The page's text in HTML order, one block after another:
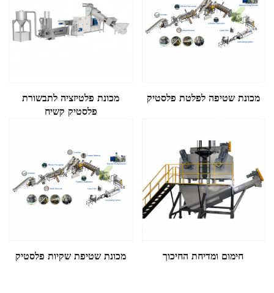
מכונת פלטיזציה לתבשורת
פלסטיק קשיח
מכונת שטיפה לפלטת פלסטיק
מכונת שטיפת שקיות פלסטיק חימום ומדיחת החיכוך